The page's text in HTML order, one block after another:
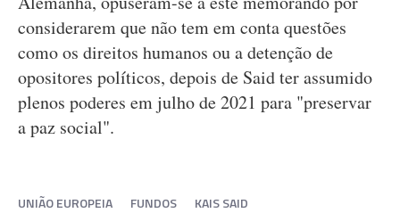
considerarem que não tem em conta questões
como os direitos humanos ou a detenção de
opositores políticos, depois de Said ter assumido
plenos poderes em julho de 2021 para "preservar
a paz social".
UNIÃO EUROPEIA FUNDOS KAIS SAID